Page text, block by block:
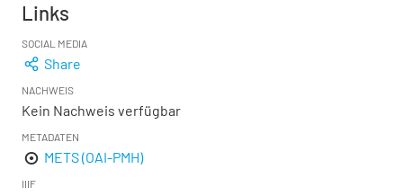
Links
SOCIAL MEDIA
Share
NACHWEIS
Kein Nachweis verfügbar
METADATEN
METS (OAI-PMH)
IIIF